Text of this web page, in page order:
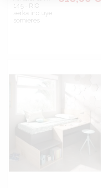
145 - RIO
serka incluye
somieres